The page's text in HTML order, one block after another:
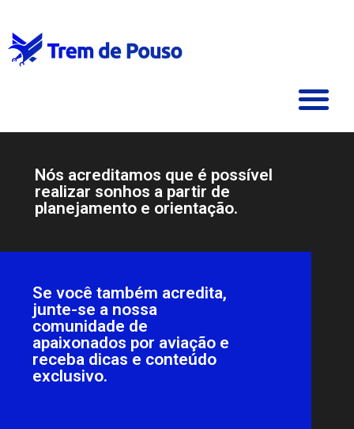
Nós acreditamos que é possível
realizar sonhos a partir de
planejamento e orientação.
Se você também acredita,
junte-se a nossa
comunidade de
apaixonados por aviação e
receba dicas e conteúdo
exclusivo.